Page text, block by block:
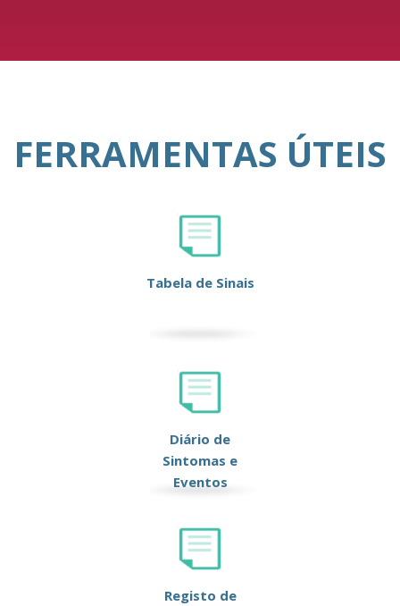
FERRAMENTAS ÚTEIS
Tabela de Sinais
Diário de
Sintomas e
Eventos
Registo de